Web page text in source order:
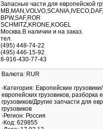
Запасные части для европейской
BPW,SAF,ROR
SCHMITZ,KRONE,KOGEL
Москва.В наличии и на заказ.
тел.
(495) 448-74-22
(495) 446-15-92
8-916-430-77-43
Валюта: RUR
Категория: Европейские
европейских грузовиков, разборка
грузовиков/Другие запчасти для
грузовиков
Регион: Россия
Код: 629855